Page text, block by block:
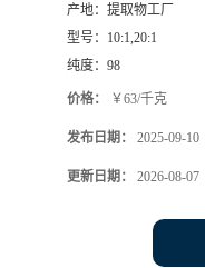
产地： 提取物工厂
型号： 10:1,20:1
纯度： 98
价格： ￥63/千克
发布日期： 2025-09-10
更新日期： 2026-08-07